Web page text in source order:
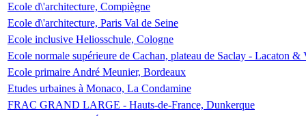
Ecole d\'architecture, Compiègne
Ecole d\'architecture, Paris Val de Seine
Ecole inclusive Heliosschule, Cologne
Ecole normale supérieure de Cachan, plateau de Saclay - Lacaton &
Ecole primaire André Meunier, Bordeaux
Etudes urbaines à Monaco, La Condamine
FRAC GRAND LARGE - Hauts-de-France, Dunkerque